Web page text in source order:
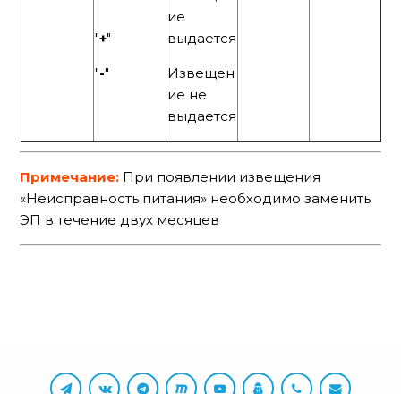
"+"
"-"
ие
выдается
Извещен
ие не
выдается
Примечание: При появлении извещения
«Неисправность питания» необходимо заменить
ЭП в течение двух месяцев